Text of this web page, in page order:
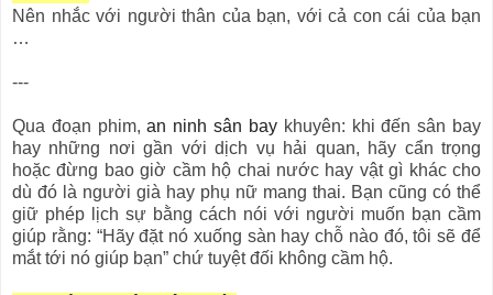
Nên nhắc với người thân của bạn, với cả con cái của bạn
…
---
Qua đoạn phim,an ninh sân baykhuyên: khi đến sân bay
hay những nơi gần với dịch vụ hải quan, hãy cẩn trọng
hoặc đừng bao giờ cầm hộ chai nước hay vật gì khác cho
dù đó là người già hay phụ nữ mang thai. Bạn cũng có thể
giữ phép lịch sự bằng cách nói với người muốn bạn cầm
giúp rằng: “Hãy đặt nó xuống sàn hay chỗ nào đó, tôi sẽ để
mắt tới nó giúp bạn” chứ tuyệt đối không cầm hộ.